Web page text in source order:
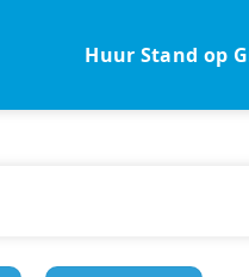
Huur Stand op